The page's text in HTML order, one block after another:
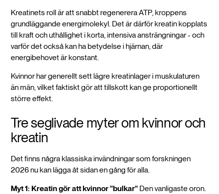
Kreatinets roll är att snabbt regenerera ATP, kroppens
grundläggande energimolekyl. Det är därför kreatin kopplats
till kraft och uthållighet i korta, intensiva ansträngningar - och
varför det också kan ha betydelse i hjärnan, där
energibehovet är konstant.
Kvinnor har generellt sett lägre kreatinlager i muskulaturen
än män, vilket faktiskt gör att tillskott kan ge proportionellt
större effekt.
Tre seglivade myter om kvinnor och
kreatin
Det finns några klassiska invändningar som forskningen
2026 nu kan lägga åt sidan en gång för alla.
Myt 1: Kreatin gör att kvinnor "bulkar" Den vanligaste oron.